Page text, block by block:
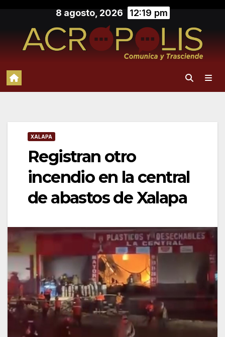
contenido
8 agosto, 2026 12:19 pm
XALAPA
Registran otro
incendio en la central
de abastos de Xalapa